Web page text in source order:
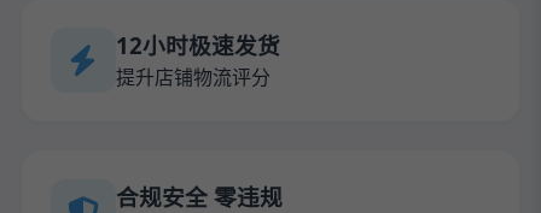
12小时极速发货
提升店铺物流评分
合规安全 零违规